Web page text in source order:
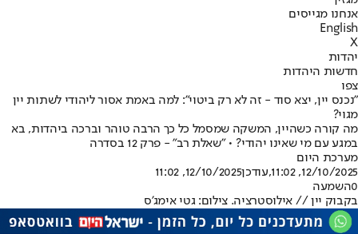
אנחנו מגייסים
English
X
יהדות
חדשות היהדות
צפו
"נכנס יין, יצא סוד - זה לא רק ביטוי": למה באמת אסור ליהודי לשתות יין
מגוי?
מה קורה כשהיין, המשקה שמסמל כל כך הרבה טוהר וברכה ביהדות, בא
במגע עם מי שאינו יהודי? • "שאלת רב" - פרק 12 בסדרה
מערכת היום
12/10/2025, 11:02
,עודכן12/10/2025, 11:02
0השמעה
בקבוק יין // אילוסטרציה. צילום: גטי אימג'ס